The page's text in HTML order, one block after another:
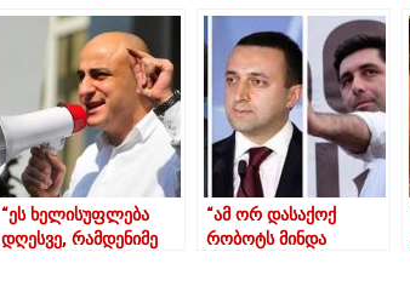
ძალაუფლებას”
დროულად მოხდება –
კუბილიუსი
“ეს ხელისუფლება
დღესვე, რამდენიმე
“ამ ორ დასაქოქ
რობოტს მინდა